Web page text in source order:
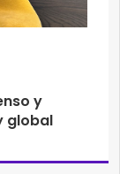
y
global